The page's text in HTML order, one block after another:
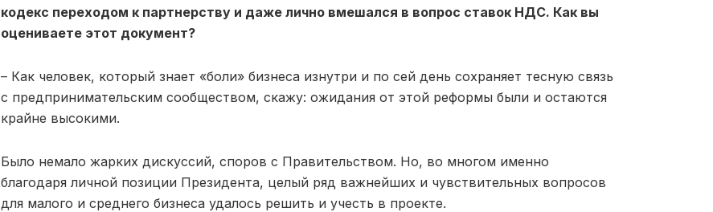
кодекс переходом к партнерству и даже лично вмешался в вопрос ставок НДС. Как вы
оцениваете этот документ?
– Как человек, который знает «боли» бизнеса изнутри и по сей день сохраняет тесную связь
с предпринимательским сообществом, скажу: ожидания от этой реформы были и остаются
крайне высокими.
Было немало жарких дискуссий, споров с Правительством. Но, во многом именно
благодаря личной позиции Президента, целый ряд важнейших и чувствительных вопросов
для малого и среднего бизнеса удалось решить и учесть в проекте.